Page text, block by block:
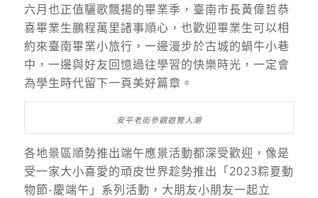
六月也正值驪歌飄揚的畢業季，臺南市長黃偉哲恭
喜畢業生鵬程萬里諸事順心，也歡迎畢業生可以相
約來臺南畢業小旅行，一邊漫步於古城的蝸牛小巷
中，一邊與好友回憶過往學習的快樂時光，一定會
為學生時代留下一頁美好篇章。
安平老街參觀遊覽人潮
各地景區順勢推出端午應景活動都深受歡迎，像是
受一家大小喜愛的頑皮世界趁勢推出「2023粽夏動
物節-慶端午」系列活動，大朋友小朋友一起立